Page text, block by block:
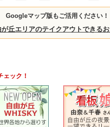
Googleマップ版もご活用ください！
が丘エリアのテイクアウトできる
ック！